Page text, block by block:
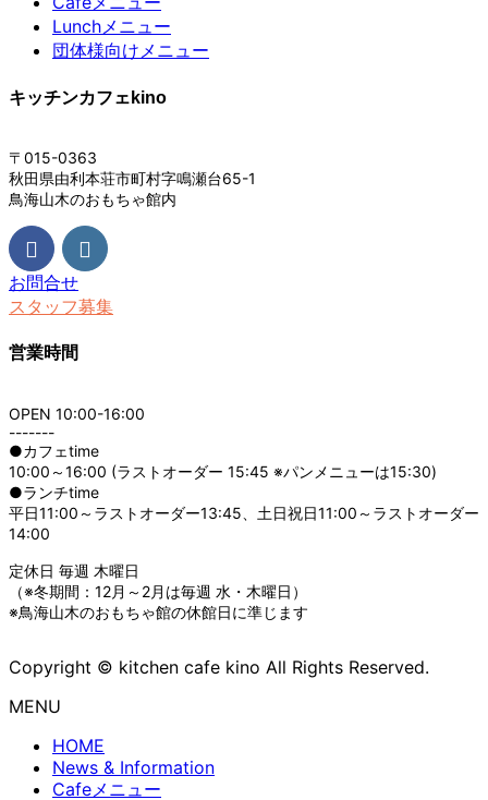
Lunchメニュー
団体様向けメニュー
キッチンカフェkino
〒015-0363
秋田県由利本荘市町村字鳴瀬台65-1
鳥海山木のおもちゃ館内
お問合せ
スタッフ募集
営業時間
OPEN 10:00-16:00
-------
●カフェtime
10:00～16:00 (ラストオーダー 15:45 ※パンメニューは15:30)
●ランチtime
平日11:00～ラストオーダー13:45、土日祝日11:00～ラストオーダー
14:00
定休日 毎週 木曜日
（※冬期間：12月～2月は毎週 水・木曜日）
※鳥海山木のおもちゃ館の休館日に準じます
Copyright © kitchen cafe kino All Rights Reserved.
MENU
HOME
News & Information
Cafeメニュー